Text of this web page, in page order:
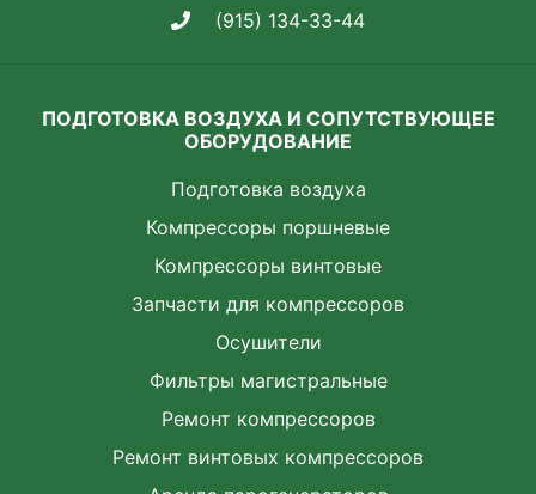
(915) 134-33-44
ПОДГОТОВКА ВОЗДУХА И СОПУТСТВУЮЩЕЕ
ОБОРУДОВАНИЕ
Подготовка воздуха
Компрессоры поршневые
Компрессоры винтовые
Запчасти для компрессоров
Осушители
Фильтры магистральные
Ремонт компрессоров
Ремонт винтовых компрессоров